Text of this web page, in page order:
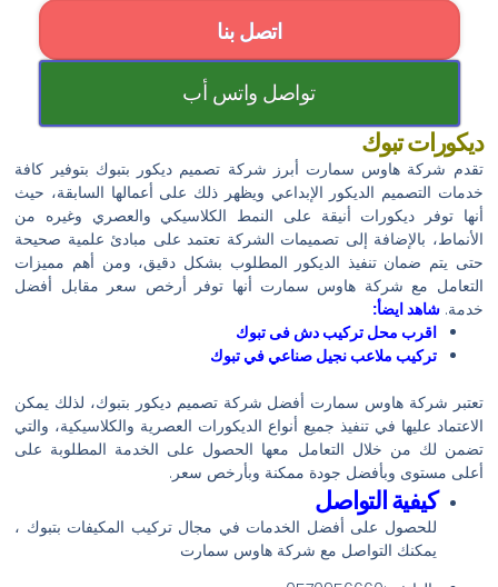
اتصل بنا
تواصل واتس أب
ديكورات تبوك
تقدم شركة هاوس سمارت أبرز شركة تصميم ديكور بتبوك بتوفير كافة
خدمات التصميم الديكور الإبداعي ويظهر ذلك على أعمالها السابقة، حيث
أنها توفر ديكورات أنيقة على النمط الكلاسيكي والعصري وغيره من
الأنماط، بالإضافة إلى تصميمات الشركة تعتمد على مبادئ علمية صحيحة
حتى يتم ضمان تنفيذ الديكور المطلوب بشكل دقيق، ومن أهم مميزات
التعامل مع شركة هاوس سمارت أنها توفر أرخص سعر مقابل أفضل
خدمة.شاهد ايضأ:
اقرب محل تركيب دش فى تبوك
تركيب ملاعب نجيل صناعي في تبوك
تعتبر شركة هاوس سمارت أفضل شركة تصميم ديكور بتبوك، لذلك يمكن
الاعتماد عليها في تنفيذ جميع أنواع الديكورات العصرية والكلاسيكية، والتي
تضمن لك من خلال التعامل معها الحصول على الخدمة المطلوبة على
أعلى مستوى وبأفضل جودة ممكنة وبأرخص سعر.
كيفية التواصل
للحصول على أفضل الخدمات في مجال تركيب المكيفات بتبوك ،
يمكنك التواصل مع شركة هاوس سمارت